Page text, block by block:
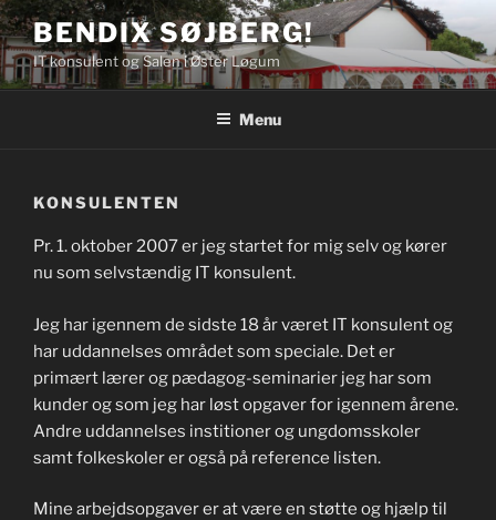
Videre
til
indhold
BENDIX SØJBERG!
IT konsulent og Salen i Øster Løgum
Menu
KONSULENTEN
Pr. 1. oktober 2007 er jeg startet for mig selv og kører
nu som selvstændig IT konsulent.
Jeg har igennem de sidste 18 år været IT konsulent og
har uddannelses området som speciale. Det er
primært lærer og pædagog-seminarier jeg har som
kunder og som jeg har løst opgaver for igennem årene.
Andre uddannelses institioner og ungdomsskoler
samt folkeskoler er også på reference listen.
Mine arbejdsopgaver er at være en støtte og hjælp til